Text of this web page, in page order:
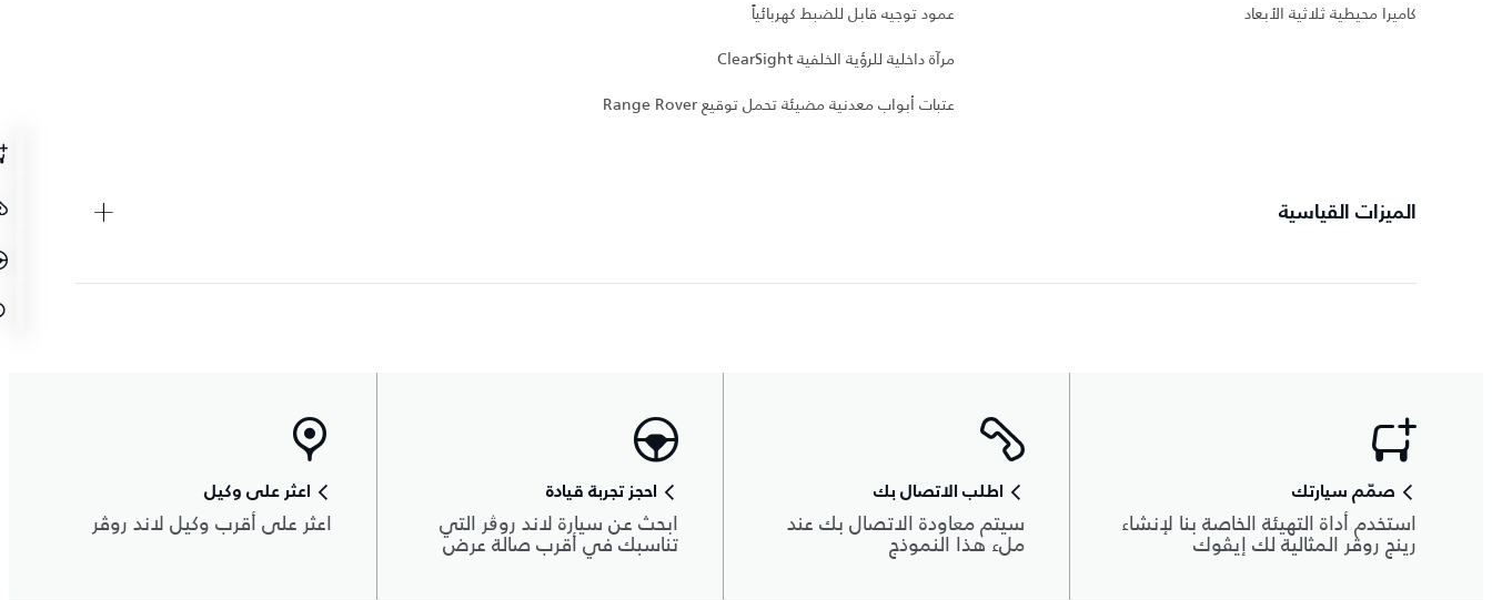
كاميرا محيطية ثلاثية الأبعاد
عمود توجيه قابل للضبط كهربائياً
مرآة داخلية للرؤية الخلفية ClearSight
عتبات أبواب معدنية مضيئة تحمل توقيع Range Rover
الميزات القياسية
صمّم سيارتك
استخدم أداة التهيئة الخاصة بنا لإنشاء
رينج روڤر المثالية لك إيڤوك
اطلب الاتصال بك
سيتم معاودة الاتصال بك عند
ملء هذا النموذج
احجز تجربة قيادة
ابحث عن سيارة لاند روڨر التي
تناسبك في أقرب صالة عرض
اعثر على وكيل
اعثر على أقرب وكيل لاند روڤر